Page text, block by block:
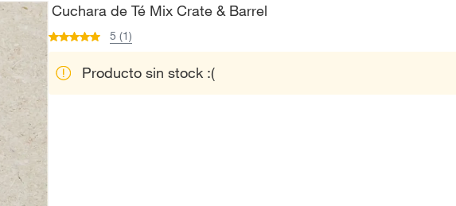
Cuchara de Té Mix Crate & Barrel
5 (1)
Producto sin stock :(